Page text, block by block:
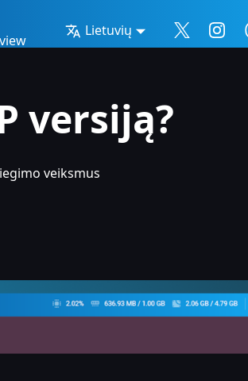
Lietuvių
versiją?
veiksmus